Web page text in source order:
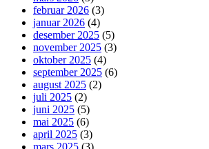
februar 2026 (3)
januar 2026 (4)
desember 2025 (5)
november 2025 (3)
oktober 2025 (4)
september 2025 (6)
august 2025 (2)
juli 2025 (2)
juni 2025 (5)
mai 2025 (6)
april 2025 (3)
mars 2025 (3)